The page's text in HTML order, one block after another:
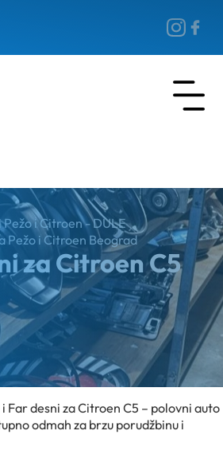
za Citroen C5
Pežo i Citroen - DULE
Pežo i Citroen Beograd
Far desni za Citroen C5 – polovni auto
odmah za brzu porudžbinu i